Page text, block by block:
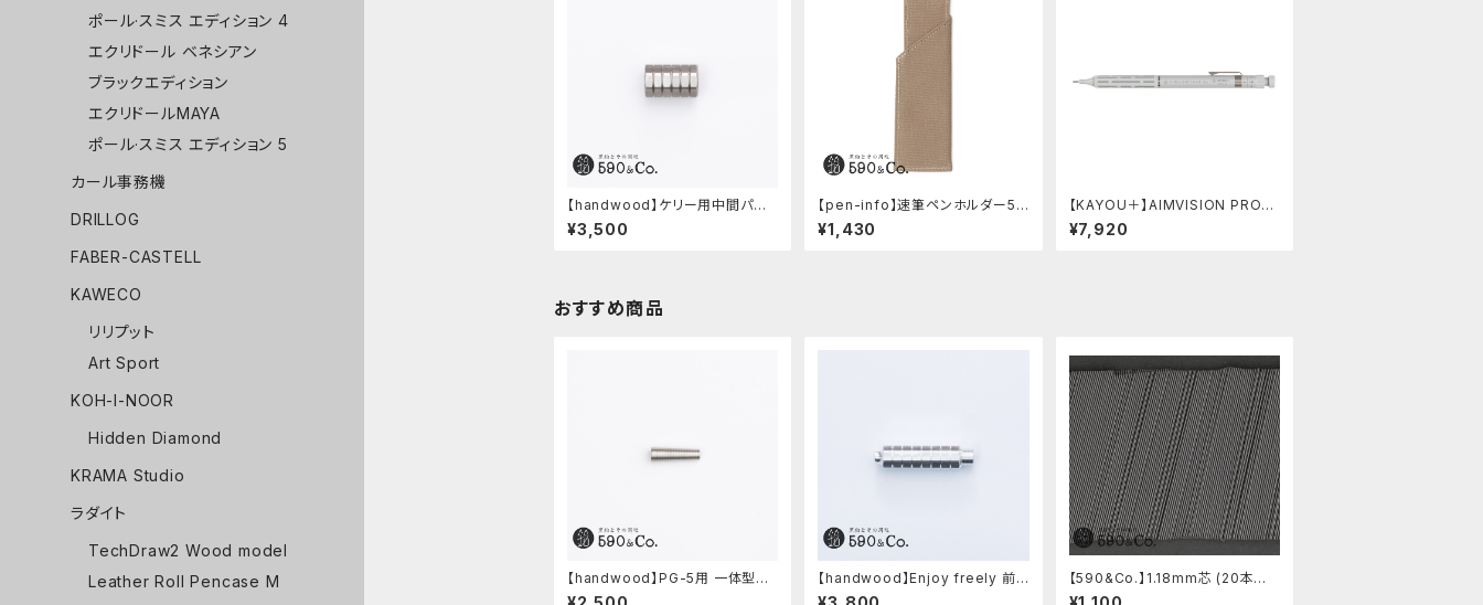
【handwood】ケリー用中間パー
ツ/カスタムグリップ (八角形/ステ
ンレス)
¥3,500
【pen-info】速筆ペンホルダー59
0&Co.別注色 (ベージュ)
¥1,430
【KAYOU＋】AIMVISION PRO/
エイムビジョンプロ (スノーホワイ
ト)
¥7,920
おすすめ商品
【handwood】PG-5用 一体型ノッ
ク部カバー (グルーブ/ステンレス)
【handwood】Enjoy freely 前
軸・八角形ストレート(ジュラルミ
【590&Co.】1.18mm芯 (20本入
り)
ポール·スミス エディション 4
エクリドール ベネシアン
ブラックエディション
エクリドールMAYA
ポール·スミス エディション 5
カール事務機
DRILLOG
FABER-CASTELL
KAWECO
リリプット
Art Sport
KOH-I-NOOR
Hidden Diamond
KRAMA Studio
ラダイト
TechDraw2 Wood model
Leather Roll Pencase M